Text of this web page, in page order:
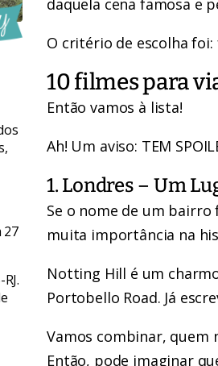
daquela cena famosa e
O critério de escolha foi:
10 filmes para
Então vamos à lista!
Ah! Um aviso: TEM
1. Londres – Um
Se o nome de um
muita importância na
Notting Hill é um
Portobello Road. Já
Vamos combinar, quem
Então, pode imaginar
27